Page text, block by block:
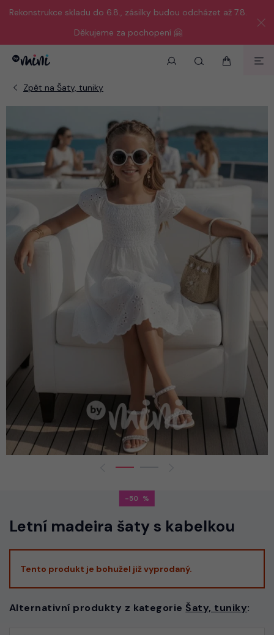
Rekonstrukce skladu do 6.8., zásilky budou odcházet až 7.8.
Děkujeme za pochopení 🤗
-50
Letní madeira šaty s kabelkou
Tento produkt je bohužel již vyprodaný.
Alternativní produkty z kategorie Šaty, tuniky: